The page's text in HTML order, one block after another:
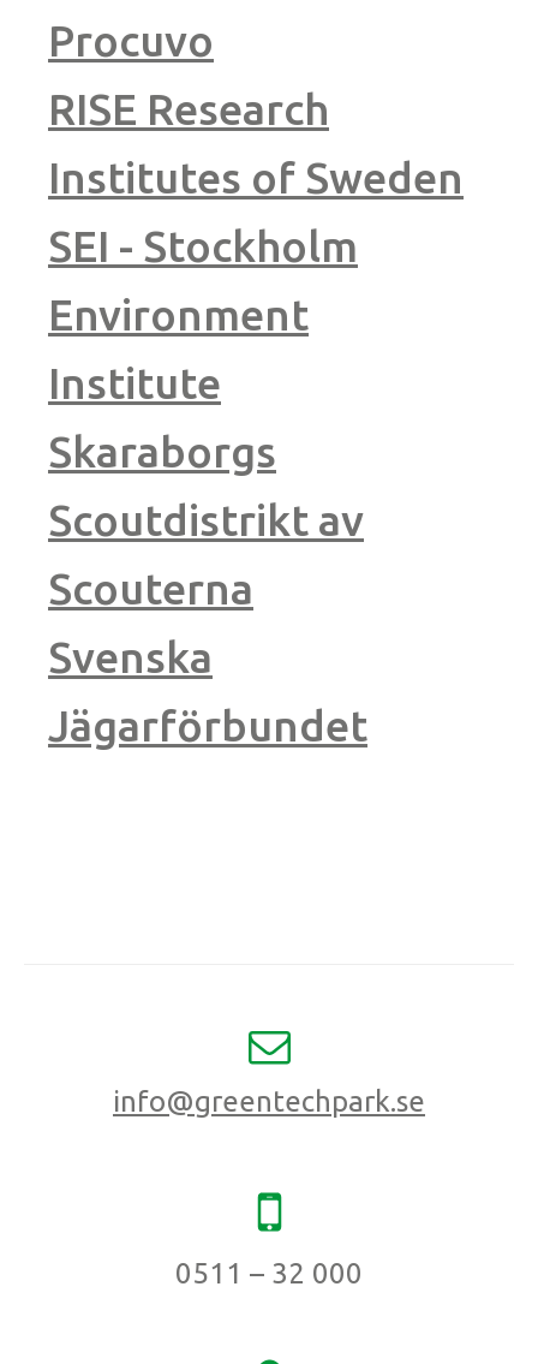
Procuvo
RISE Research
Institutes of Sweden
SEI - Stockholm
Environment
Institute
Skaraborgs
Scoutdistrikt av
Scouterna
Svenska
Jägarförbundet
info@greentechpark.se
0511 – 32 000